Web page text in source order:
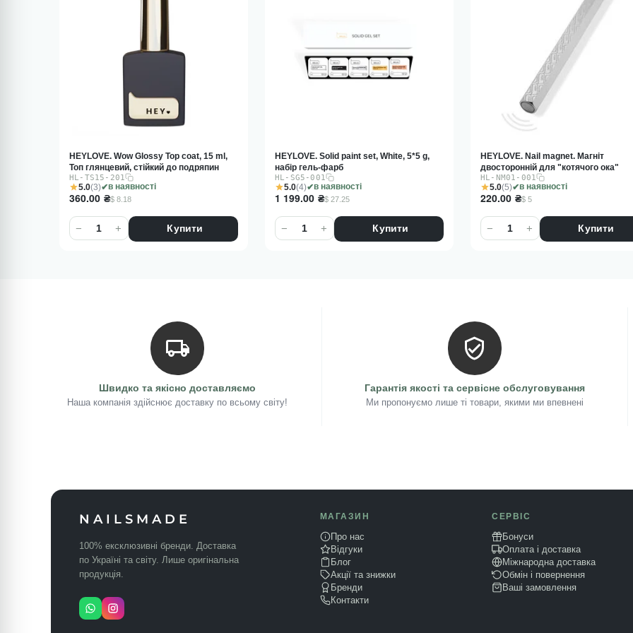
5.0(4) в наявності
HEYLOVE. Solid paint set, White, 5*5 g,
набір гель-фарб
HL-SG5-001
1 199.00 ₴$ 27.25
+
− Купити
5.0(5) в наявності
HEYLOVE. Nail magnet. Магніт
двосторонній для "котячого ока"
HL-NM01-001
220.00 ₴ $ 5
+
− Купити
5.0(6) в наявності
HEYLOVE. Rubber base, "CLEAR", 15
прозора каучукова база
HL-RB15-401
320.00 ₴$ 7.27
+
− Купити
Швидко та якісно доставляємо
Наша компанія здійснює доставку по всьому світу!
Гарантія якості та сервісне обслуговування
Ми пропонуємо лише ті товари, якими ми впевнені
NAILSMADE
100% ексклюзивні бренди. Доставка
по Україні та світу. Лише оригінальна
продукція.
МАГАЗИН
Про нас
Відгуки
Блог
Акції та знижки
Бренди
Контакти
СЕРВІС
Бонуси
Оплата і доставка
Міжнародна доставка
Обмін і повернення
Ваші замовлення